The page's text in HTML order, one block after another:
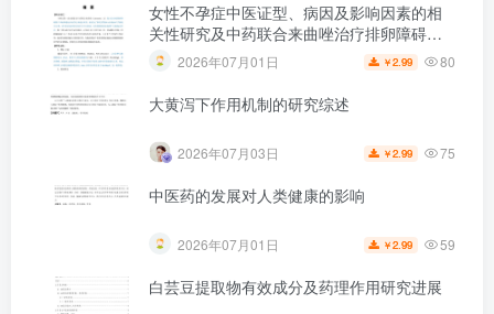
女性不孕症中医证型、病因及影响因素的相
关性研究及中药联合来曲唑治疗排卵障碍性
不孕症的Meta分析
2026年07月01日 ￥2.99 80
大黄泻下作用机制的研究综述
2026年07月03日 ￥2.99 75
中医药的发展对人类健康的影响
2026年07月01日 ￥2.99 59
白芸豆提取物有效成分及药理作用研究进展